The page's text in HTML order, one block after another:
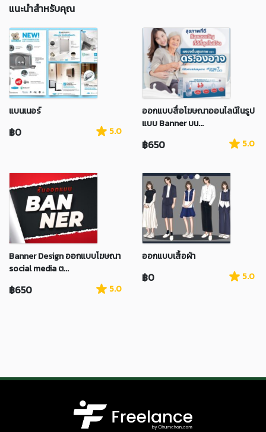
แนะนำสำหรับคุณ
แบนเนอร์
฿0 5.0
ออกแบบสื่อโฆษณาออนไลน์ในรูป
แบบ Banner บน...
฿650 5.0
Banner Design ออกแบบโฆษณา
social media ต...
฿650 5.0
ออกแบบเสื้อผ้า
฿0 5.0